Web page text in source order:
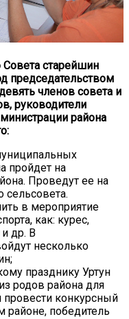
старейшин
председательством
членов совета и
руководители
района
пройдет на
Проведут ее на
сельсовета.
в мероприятие
как: курес,
и др. В
несколько
празднику Уртун
родов района для
провести конкурсный
районе, победитель